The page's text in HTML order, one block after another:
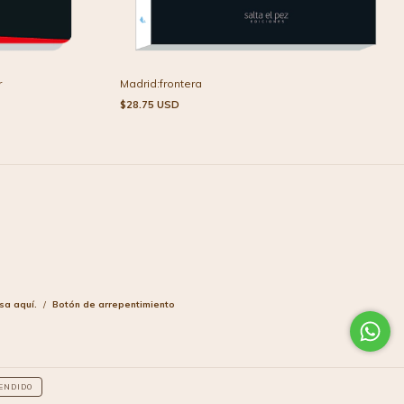
Madrid:frontera
$28.75 USD
aquí. / Botón de arrepentimiento